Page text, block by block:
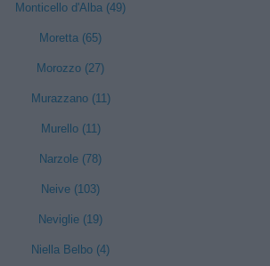
Monticello d'Alba (49)
Moretta (65)
Morozzo (27)
Murazzano (11)
Murello (11)
Narzole (78)
Neive (103)
Neviglie (19)
Niella Belbo (4)